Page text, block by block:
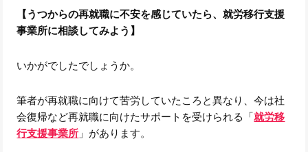
【うつからの再就職に不安を感じていたら、就労移行支援
事業所に相談してみよう】
いかがでしたでしょうか。
筆者が再就職に向けて苦労していたころと異なり、今は社
会復帰など再就職に向けたサポートを受けられる「就労移
行支援事業所 」があります。